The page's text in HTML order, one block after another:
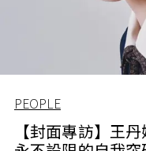
PEOPLE
【封面專訪】王